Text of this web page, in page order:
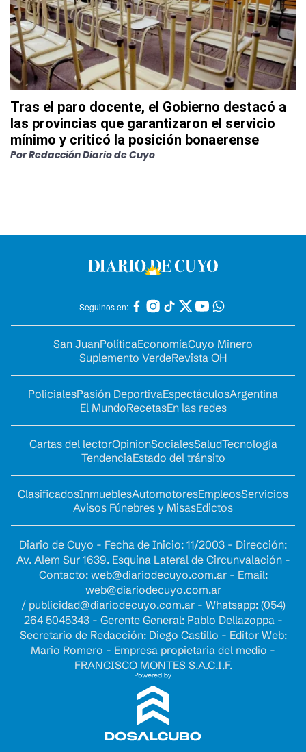
Tras el paro docente, el Gobierno destacó a
las provincias que garantizaron el servicio
mínimo y criticó la posición bonaerense
PorRedacción Diario de Cuyo
Seguinos en:
San JuanPolíticaEconomíaCuyo Minero
Suplemento VerdeRevista OH
PolicialesPasión DeportivaEspectáculosArgentina
El MundoRecetasEn las redes
Cartas del lectorOpinionSocialesSaludTecnología
TendenciaEstado del tránsito
ClasificadosInmueblesAutomotoresEmpleosServicios
Avisos Fúnebres y MisasEdictos
Diario de Cuyo - Fecha de Inicio: 11/2003 - Dirección:
Av. Alem Sur 1639. Esquina Lateral de Circunvalación -
Contacto: web@diariodecuyo.com.ar- Email:
web@diariodecuyo.com.ar
/ publicidad@diariodecuyo.com.ar- Whatsapp: (054)
264 5045343 - Gerente General: Pablo Dellazoppa -
Secretario de Redacción: Diego Castillo - Editor Web:
Mario Romero - Empresa propietaria del medio -
FRANCISCO MONTES S.A.C.I.F.